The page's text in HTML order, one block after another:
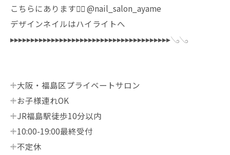
こちらにあります💁‍♀️ @nail_salon_ayame
デザインネイルはハイライトへ
▸▸▸▸▸▸▸▸▸▸▸▸▸▸▸▸▸▸▸▸▸▸▸▸▸▸▸▸▸▸▸▸▸▸▸▸▸▸▸𓂅𓂅
𓇬大阪・福島区プライベートサロン
𓇬お子様連れOK
𓇬JR福島駅徒歩10分以内
𓇬10:00-19:00最終受付
𓇬不定休